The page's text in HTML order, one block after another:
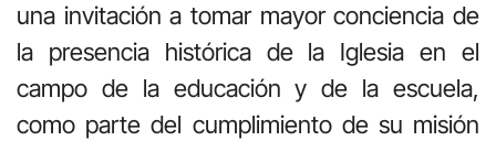
una invitación a tomar mayor conciencia de
la presencia histórica de la Iglesia en el
campo de la educación y de la escuela,
como parte del cumplimiento de su misión